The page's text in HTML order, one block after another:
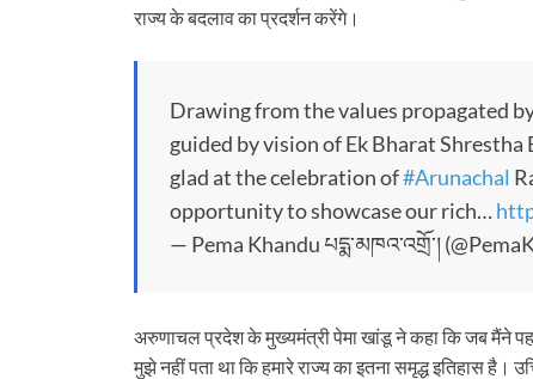
राज्य के बदलाव का प्रदर्शन करेंगे।
Drawing from the values propagated
guided by vision of Ek Bharat
glad at the celebration of#Arunachal
opportunity to showcase our rich…
— Pema Khandu པདྨ་མཁའ་འགྲོ་།
अरुणाचल प्रदेश के मुख्यमंत्री पेमा खांडू ने कहा कि जब मैंने
मुझे नहीं पता था कि हमारे राज्य का इतना समृद्ध इतिहास है।